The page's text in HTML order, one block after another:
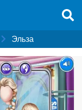
Эльза